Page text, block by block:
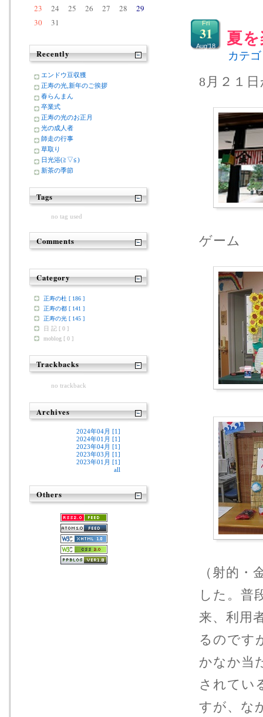
夏
Fri
31
Aug’18
カテ
8月２１
ゲーム
（射的
した。普
来、利用
るのです
かなか当
されてい
すが、な
23
24 25 26 27 28
29
30
31
Recently
エンドウ豆収獲
正寿の光,新年のご挨拶
春らんまん
卒業式
正寿の光のお正月
光の成人者
師走の行事
草取り
日光浴(≧▽≦)
新茶の季節
Tags
no tag used
Comments
Category
正寿の杜 [ 186 ]
正寿の都 [ 141 ]
正寿の光 [ 145 ]
日 記 [ 0 ]
moblog [ 0 ]
Trackbacks
no trackback
Archives
2024年04月 [1]
2024年01月 [1]
2023年04月 [1]
2023年03月 [1]
2023年01月 [1]
all
Others